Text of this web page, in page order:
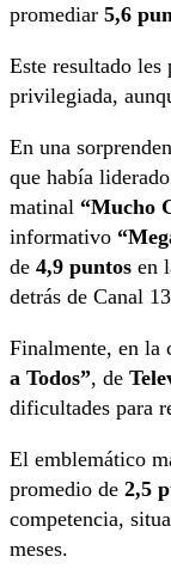
promediar 5,6
Este resultado les
privilegiada,
En una
que había
matinal “Mucho
informativo
de 4,9 puntos en
detrás de Canal
Finalmente, en la
a Todos”, de
dificultades para
El emblemático
promedio de 2,5
competencia,
meses.